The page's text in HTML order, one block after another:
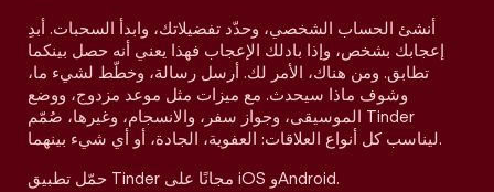
أنشئ الحساب الشخصي، وحدّد تفضيلاتك، وابدأ السحبات. أبدِ
إعجابك بشخص، وإذا بادلك الإعجاب فهذا يعني أنه حصل بينكما
تطابق. ومن هناك، الأمر لك. أرسل رسالة، وخطّط لشيء ما،
وشوف ماذا سيحدث. مع ميزات مثل موعد مزدوج، ووضع
الموسيقى، وجواز سفر، والانسجام، وغيرها، صُمّم Tinder
ليناسب كل أنواع العلاقات: العفوية، الجادة، أو أي شيء بينهما.
حمّل تطبيق Tinder مجانًا على iOS وAndroid.